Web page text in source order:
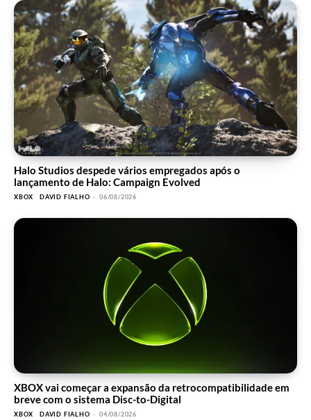
Halo Studios despede vários empregados após o
lançamento de Halo: Campaign Evolved
XBOX DAVID FIALHO - 06/08/2026
XBOX vai começar a expansão da retrocompatibilidade em
breve com o sistema Disc-to-Digital
XBOX DAVID FIALHO - 04/08/2026